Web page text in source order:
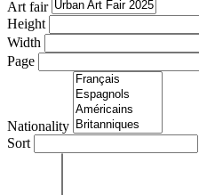
Art fair
Height
Width
Page
Nationality
Sort